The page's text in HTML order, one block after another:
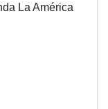
La América